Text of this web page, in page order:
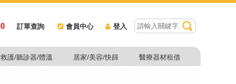
0 訂單查詢 會員中心 登入
救護/聽診器/體溫 居家/美容/快篩 醫療器材租借